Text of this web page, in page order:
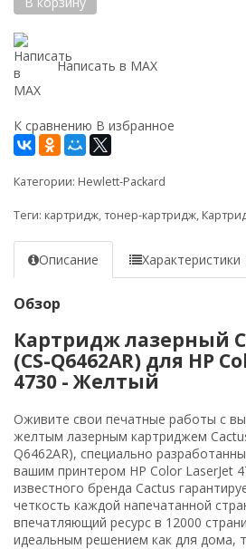
Написать в MAX
К сравнению В избранное
Категории: Hewlett-Packard
Теги: картридж,тонер-картридж,
Описание Характеристики
Обзор
Картридж лазерный
(CS-Q6462AR) для HP
4730 - Желтый
Оживите свои печатные работы с
желтым лазерным картриджем
Q6462AR), специально
вашим принтером HP Color LaserJet
известного бренда Cactus
четкость каждой напечатанной
впечатляющий ресурс в 12000
идеальным решением как для дома,